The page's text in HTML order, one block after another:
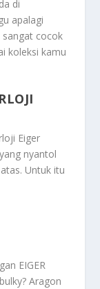
di
apalagi
cocok
koleksi kamu
Eiger
nyantol
Untuk itu
EIGER
Aragon